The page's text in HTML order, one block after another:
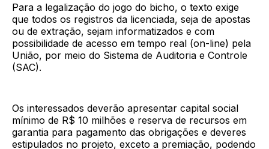
Para a legalização do jogo do bicho, o texto exige
que todos os registros da licenciada, seja de apostas
ou de extração, sejam informatizados e com
possibilidade de acesso em tempo real (on-line) pela
União, por meio do Sistema de Auditoria e Controle
(SAC).
Os interessados deverão apresentar capital social
mínimo de R$ 10 milhões e reserva de recursos em
garantia para pagamento das obrigações e deveres
estipulados no projeto, exceto a premiação, podendo